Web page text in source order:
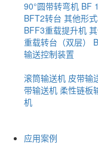
90°圆带转弯机 BF
BFT2转台 其他形
BFF3重载提升机
重载转台（双层）
输送控制装置
滚筒输送机 皮带输
带输送机 柔性链板
机
应用案例